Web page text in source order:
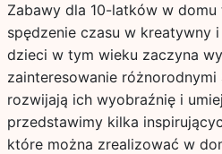
Zabawy dla 10-latków w domu
spędzenie czasu w kreatywny
dzieci w tym wieku zaczyna
zainteresowanie
rozwijają ich wyobraźnię i
przedstawimy kilka
które można zrealizować w